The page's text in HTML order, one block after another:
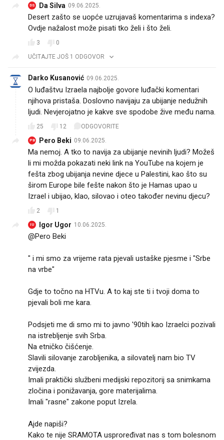
DS Da Silva 09.06.2025.
Desert zašto se uopće uzrujavaš komentarima s indexa?
Ovdje nažalost može pisati tko želi i što želi.
3
0
UČITAJTE JOŠ 1 ODGOVOR
Darko Kusanović 09.06.2025.
O luđaštvu Izraela najbolje govore luđački komentari
njihova pristaša. Doslovno navijaju za ubijanje nedužnih
ljudi. Nevjerojatno je kakve sve spodobe žive među nama.
25 12 ODGOVORITE
PB Pero Beki 09.06.2025.
Ma nemoj. A tko to navija za ubijanje nevinih ljudi? Možeš
li mi možda pokazati neki link na YouTube na kojem je
fešta zbog ubijanja nevine djece u Palestini, kao što su
širom Europe bile fešte nakon što je Hamas upao u
Izrael i ubijao, klao, silovao i oteo također nevinu djecu?
2 1
IU Igor Ugor 10.06.2025.
@Pero Beki
" i mi smo za vrijeme rata pjevali ustaške pjesme i "Srbe
na vrbe"
Gdje to točno na HTVu. A to kaj ste ti i tvoji doma to
pjevali boli me kara.
Podsjeti me di smo mi to javno '90tih kao Izraelci pozivali
na istrebljenje svih Srba.
Na etničko čišćenje.
Slavili silovanje zarobljenika, a silovatelj nam bio TV
zvijezda.
Imali praktički službeni medijski repozitorij sa snimkama
zločina i ponižavanja, gore materijalima.
Imali "rasne" zakone poput Izrela.
Ajde napiši?
Kako te nije SRAMOTA usproređivat nas s tom bolesnom